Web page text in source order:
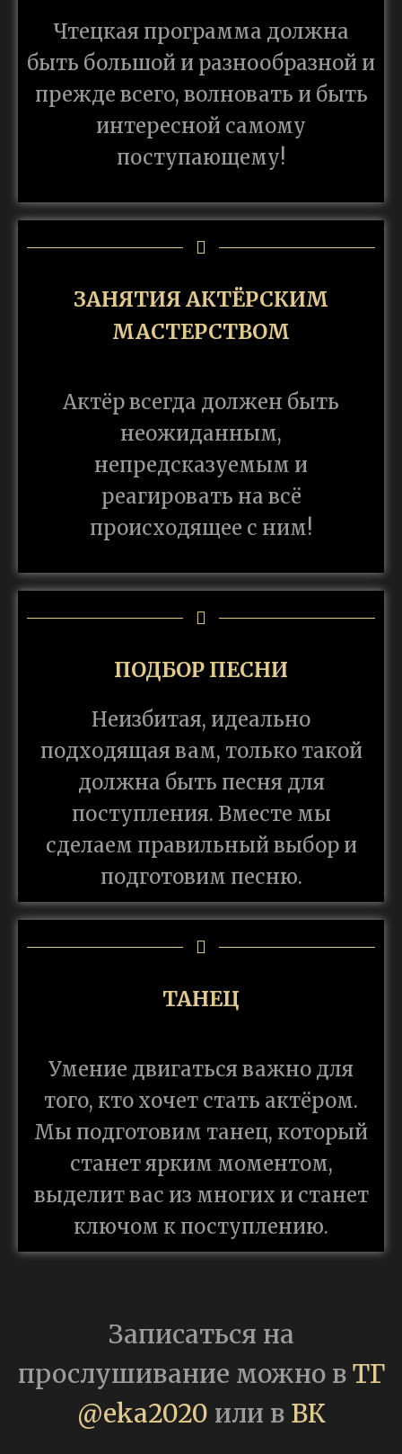
Чтецкая программа должна
быть большой и разнообразной и
прежде всего, волновать и быть
интересной самому
поступающему!
ЗАНЯТИЯ АКТЁРСКИМ
МАСТЕРСТВОМ
Актёр всегда должен быть
неожиданным,
непредсказуемым и
реагировать на всё
происходящее с ним!
ПОДБОР ПЕСНИ
Неизбитая, идеально
подходящая вам, только такой
должна быть песня для
поступления. Вместе мы
сделаем правильный выбор и
подготовим песню.
ТАНЕЦ
Умение двигаться важно для
того, кто хочет стать актёром.
Мы подготовим танец, который
станет ярким моментом,
выделит вас из многих и станет
ключом к поступлению.
Записаться на
прослушивание можно вТГ
@eka2020 или в ВК